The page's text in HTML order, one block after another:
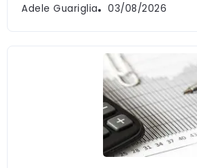
Adele Guariglia 03/08/2026